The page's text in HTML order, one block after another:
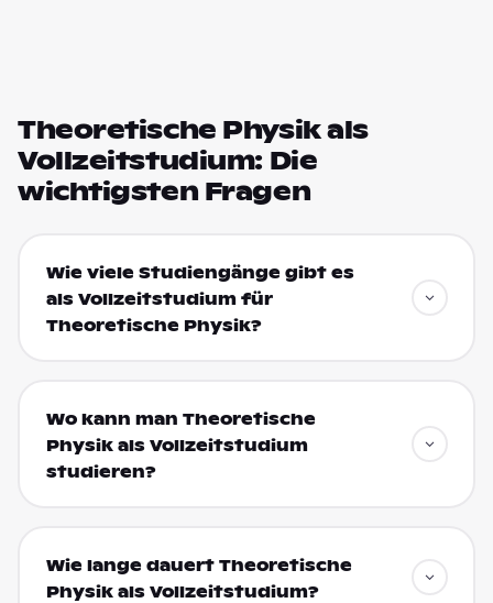
Theoretische Physik als
Vollzeitstudium: Die
wichtigsten Fragen
Wie viele Studiengänge gibt es
als Vollzeitstudium für
Theoretische Physik?
Wo kann man Theoretische
Physik als Vollzeitstudium
studieren?
Wie lange dauert Theoretische
Physik als Vollzeitstudium?